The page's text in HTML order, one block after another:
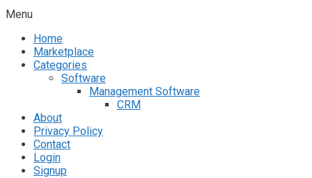
Menu
Home
Marketplace
Categories
Software
Management Software
CRM
About
Privacy Policy
Contact
Login
Signup